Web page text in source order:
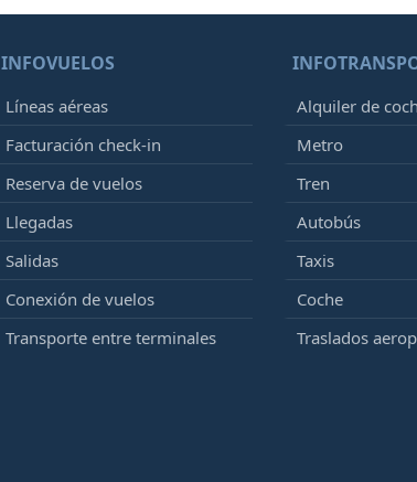
INFOVUELOS
Líneas aéreas
Facturación check-in
Reserva de vuelos
Llegadas
Salidas
Conexión de vuelos
Transporte entre terminales
Alquiler de
Metro
Tren
Autobús
Taxis
Coche
Traslados